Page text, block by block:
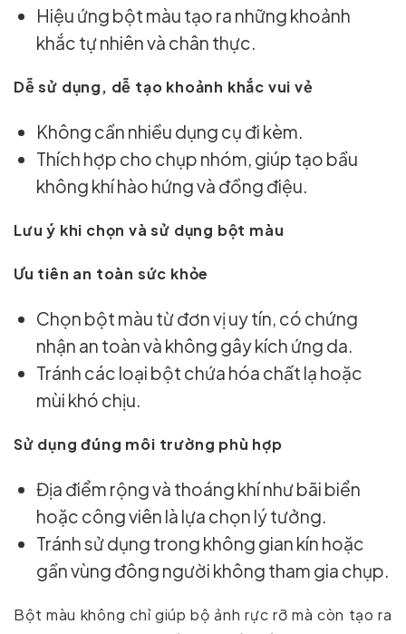
Hiệu ứng bột màu tạo ra những khoảnh
khắc tự nhiên và chân thực.
Dễ sử dụng, dễ tạo khoảnh khắc vui vẻ
Không cần nhiều dụng cụ đi kèm.
Thích hợp cho chụp nhóm, giúp tạo bầu
không khí hào hứng và đồng điệu.
Lưu ý khi chọn và sử dụng bột màu
Ưu tiên an toàn sức khỏe
Chọn bột màu từ đơn vị uy tín, có chứng
nhận an toàn và không gây kích ứng da.
Tránh các loại bột chứa hóa chất lạ hoặc
mùi khó chịu.
Sử dụng đúng môi trường phù hợp
Địa điểm rộng và thoáng khí như bãi biển
hoặc công viên là lựa chọn lý tưởng.
Tránh sử dụng trong không gian kín hoặc
gần vùng đông người không tham gia chụp.
Bột màu không chỉ giúp bộ ảnh rực rỡ mà còn tạo ra